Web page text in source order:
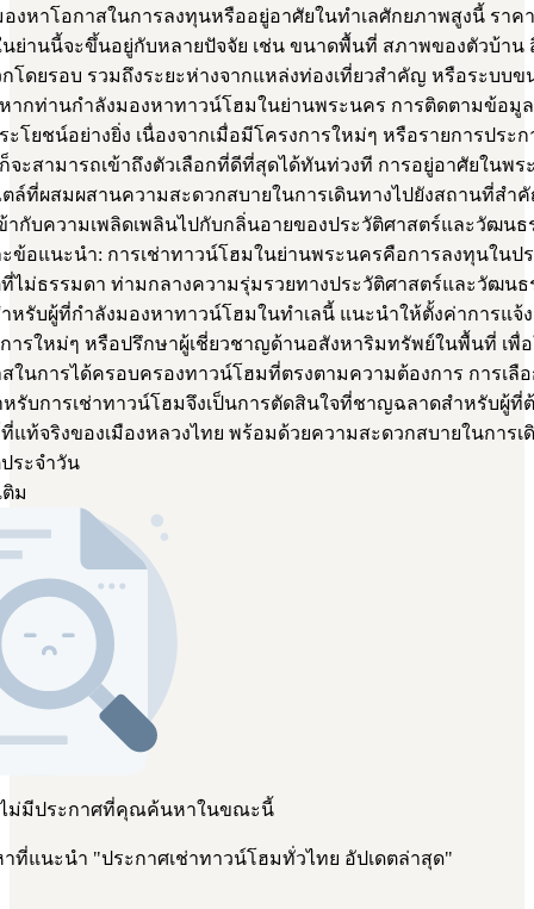
งหาโอกาสในการลงทุนหรืออยู่อาศัยในทำเลศักยภาพสูงนี้ ราค
ย่านนี้จะขึ้นอยู่กับหลายปัจจัย เช่น ขนาดพื้นที่ สภาพของตัวบ้าน
โดยรอบ รวมถึงระยะห่างจากแหล่งท่องเที่ยวสำคัญ หรือระบบข
ากท่านกำลังมองหาทาวน์โฮมในย่านพระนคร การติดตามข้อมูล
ะโยชน์อย่างยิ่ง เนื่องจากเมื่อมีโครงการใหม่ๆ หรือรายการประก
จะสามารถเข้าถึงตัวเลือกที่ดีที่สุดได้ทันท่วงที การอยู่อาศัยในพร
ล์ที่ผสมผสานความสะดวกสบายในการเดินทางไปยังสถานที่สำ
ข้ากับความเพลิดเพลินไปกับกลิ่นอายของประวัติศาสตร์และวัฒน
ข้อแนะนำ: การเช่าทาวน์โฮมในย่านพระนครคือการลงทุนในป
ไม่ธรรมดา ท่ามกลางความรุ่มรวยทางประวัติศาสตร์และวัฒนธ
ำหรับผู้ที่กำลังมองหาทาวน์โฮมในทำเลนี้ แนะนำให้ตั้งค่าการแจ้
ารใหม่ๆ หรือปรึกษาผู้เชี่ยวชาญด้านอสังหาริมทรัพย์ในพื้นที่ เพื่
ในการได้ครอบครองทาวน์โฮมที่ตรงตามความต้องการ การเลือ
รับการเช่าทาวน์โฮมจึงเป็นการตัดสินใจที่ชาญฉลาดสำหรับผู้ที่
แท้จริงของเมืองหลวงไทย พร้อมด้วยความสะดวกสบายในการเ
ระจำวัน
ติม
ม่มีประกาศที่คุณค้นหาในขณะนี้
ที่แนะนำ "ประกาศเช่าทาวน์โฮมทั่วไทย อัปเดตล่าสุด"